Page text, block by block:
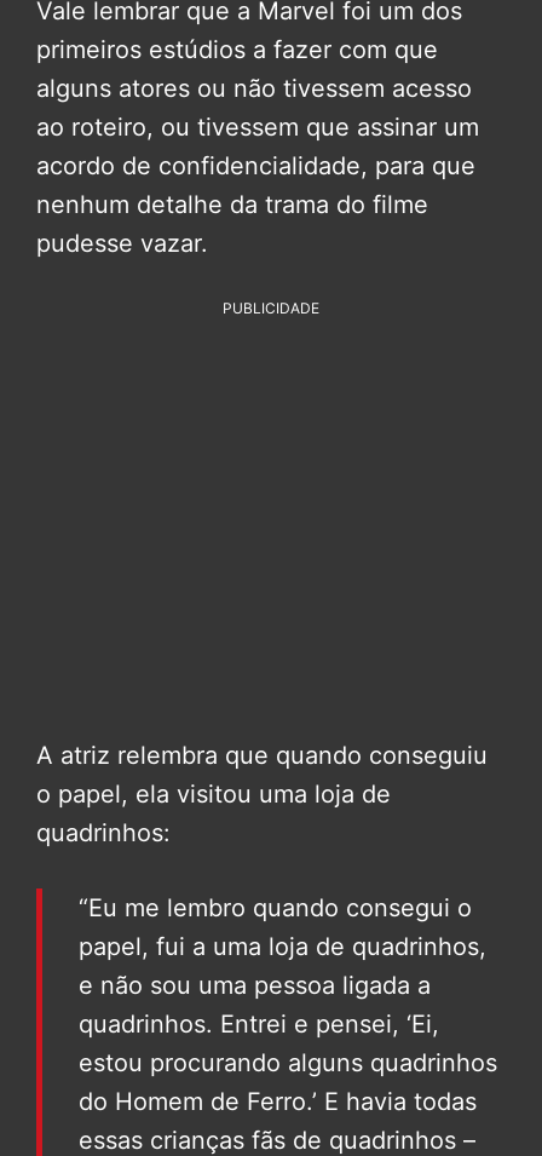
Vale lembrar que a Marvel foi um dos
primeiros estúdios a fazer com que
alguns atores ou não tivessem acesso
ao roteiro, ou tivessem que assinar um
acordo de confidencialidade, para que
nenhum detalhe da trama do filme
pudesse vazar.
PUBLICIDADE
A atriz relembra que quando conseguiu
o papel, ela visitou uma loja de
quadrinhos:
“Eu me lembro quando consegui o
papel, fui a uma loja de quadrinhos,
e não sou uma pessoa ligada a
quadrinhos. Entrei e pensei, ‘Ei,
estou procurando alguns quadrinhos
do Homem de Ferro.’ E havia todas
essas crianças fãs de quadrinhos –